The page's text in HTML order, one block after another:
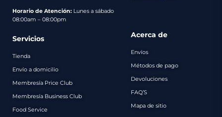
Horario de Atención: Lunes a sábado
08:00am – 08:00pm
Servicios
Tienda
Envío a domicilio
Membresía Price Club
Membresía Business Club
Food Service
Acerca de
Envíos
Métodos de pago
Devoluciones
FAQ’S
Mapa de sitio